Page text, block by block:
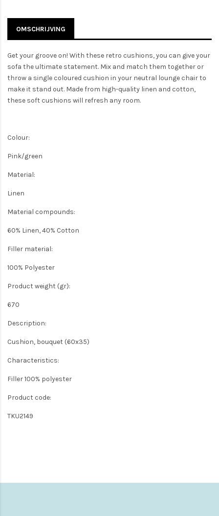
OMSCHRIJVING
Get your groove on! With these retro cushions, you can give your
sofa the ultimate statement. Mix and match them together or
throw a single coloured cushion in your neutral lounge chair to
make it stand out. Made from high-quality linen and cotton,
these soft cushions will refresh any room.
Colour:
Pink/green
Material:
Linen
Material compounds:
60% Linen, 40% Cotton
Filler material:
100% Polyester
Product weight (gr):
670
Description:
Cushion, bouquet (60x35)
Characteristics:
Filler 100% polyester
Product code:
TKU2149